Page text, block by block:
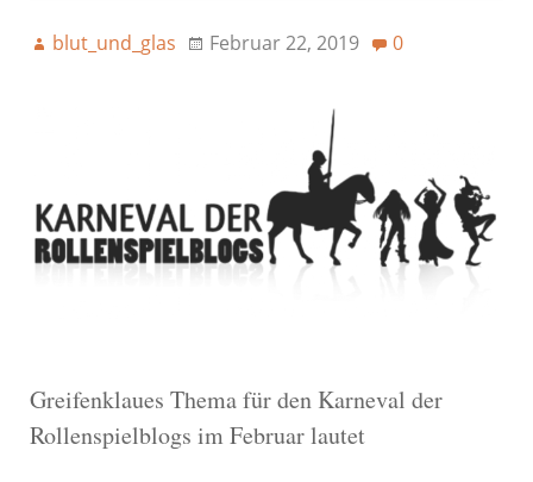
blut_und_glas Februar 22, 2019 0
Greifenklaues Thema für den Karneval der
Rollenspielblogs im Februar lautet